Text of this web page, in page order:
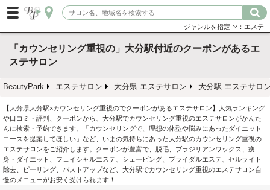
ジャンルを指定 ：エステ
「カウンセリング重視の」大分駅付近のクーポンがあるエ
ステサロン
BeautyPark エステサロン 大分県 エステサロン 大分駅 エステサロ
【大分県大分駅×カウンセリング重視のでクーポンがあるエステサロン】人気ランキング
や口コミ・評判、クーポンから、大分駅でカウンセリング重視のエステサロンがかんた
んに検索・予約できます。「カウンセリングで、理想の体型や悩みにあったダイエット
コースを提案してほしい」など、いまの気持ちにあった大分駅のカウンセリング重視の
エステサロンをご紹介します。クーポンが豊富で、脱毛、ブラジリアンワックス、痩
身・ダイエット、フェイシャルエステ、シェービング、ブライダルエステ、セルライト
除去、ピーリング、バストアップなど、大分駅でカウンセリング重視のエステサロン自
慢のメニューがお安く受けられます！